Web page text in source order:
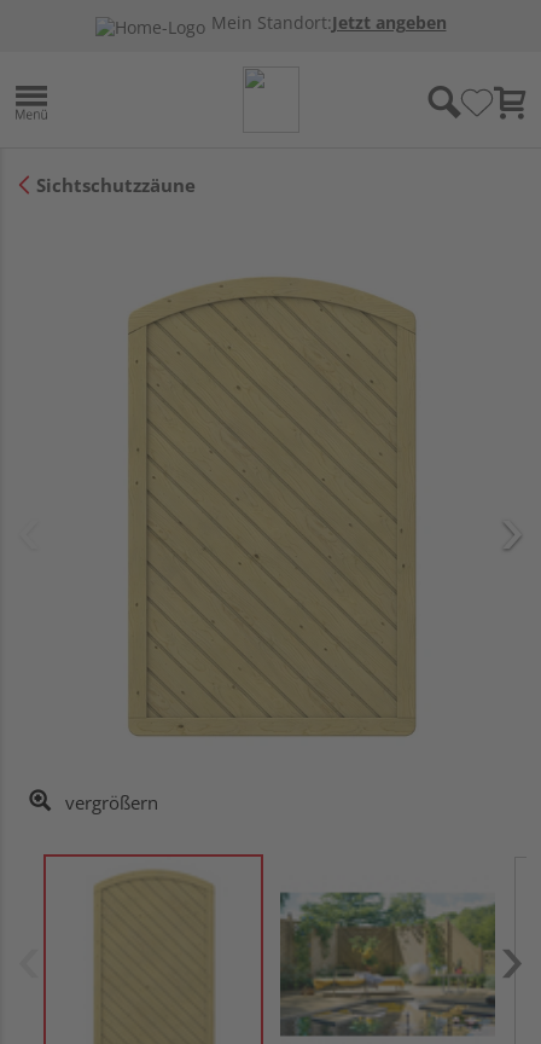
Mein Standort:Jetzt angeben
Sichtschutzzäune
vergrößern